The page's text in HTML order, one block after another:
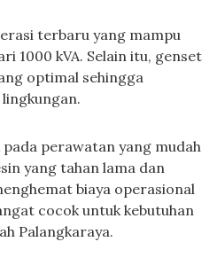
terbaru yang mampu
1000 kVA. Selain itu, genset
optimal sehingga
perawatan yang mudah
yang tahan lama dan
biaya operasional
cocok untuk kebutuhan
Palangkaraya.